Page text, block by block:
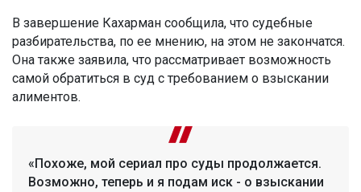
В завершение Кахарман сообщила, что судебные
разбирательства, по ее мнению, на этом не закончатся.
Она также заявила, что рассматривает возможность
самой обратиться в суд с требованием о взыскании
алиментов.
«Похоже, мой сериал про суды продолжается.
Возможно, теперь и я подам иск - о взыскании